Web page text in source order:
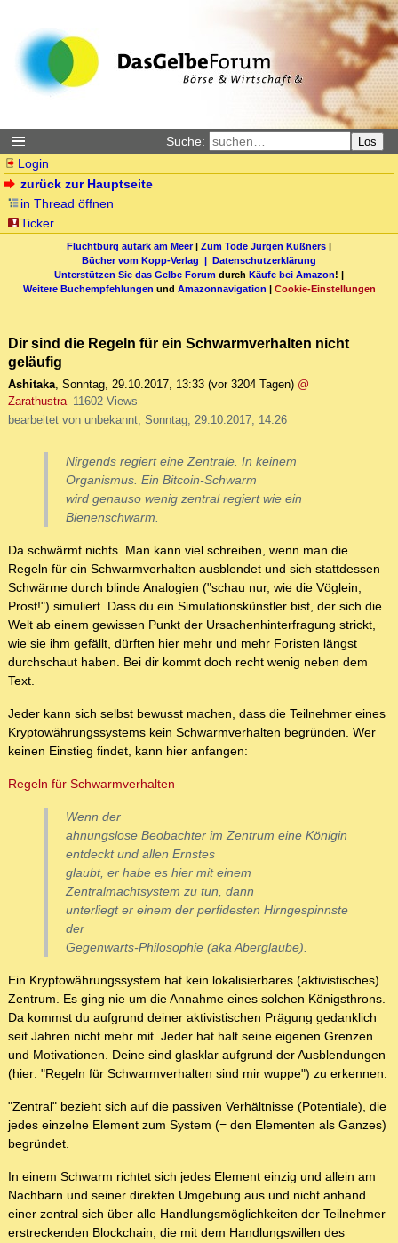
Suche: Los
Login
zurück zur Hauptseite
in Thread öffnen
Ticker
Fluchtburg autark am Meer| Zum Tode Jürgen Küßners |
Bücher vom Kopp-Verlag | Datenschutzerklärung
Unterstützen Sie das Gelbe Forum durch Käufe bei Amazon! |
Weitere Buchempfehlungen und Amazonnavigation | Cookie-Einstellungen
Dir sind die Regeln für ein Schwarmverhalten nicht
geläufig
Ashitaka, Sonntag, 29.10.2017, 13:33 (vor 3204 Tagen) @
Zarathustra 11602 Views
bearbeitet von unbekannt, Sonntag, 29.10.2017, 14:26
Nirgends regiert eine Zentrale. In keinem
Organismus. Ein Bitcoin-Schwarm
wird genauso wenig zentral regiert wie ein
Bienenschwarm.
Da schwärmt nichts. Man kann viel schreiben, wenn man die
Regeln für ein Schwarmverhalten ausblendet und sich stattdessen
Schwärme durch blinde Analogien ("schau nur, wie die Vöglein,
Prost!") simuliert. Dass du ein Simulationskünstler bist, der sich die
Welt ab einem gewissen Punkt der Ursachenhinterfragung strickt,
wie sie ihm gefällt, dürften hier mehr und mehr Foristen längst
durchschaut haben. Bei dir kommt doch recht wenig neben dem
Text.
Jeder kann sich selbst bewusst machen, dass die Teilnehmer eines
Kryptowährungssystems kein Schwarmverhalten begründen. Wer
keinen Einstieg findet, kann hier anfangen:
Regeln für Schwarmverhalten
Wenn der
ahnungslose Beobachter im Zentrum eine Königin
entdeckt und allen Ernstes
glaubt, er habe es hier mit einem
Zentralmachtsystem zu tun, dann
unterliegt er einem der perfidesten Hirngespinnste
der
Gegenwarts-Philosophie (aka Aberglaube).
Ein Kryptowährungssystem hat kein lokalisierbares (aktivistisches)
Zentrum. Es ging nie um die Annahme eines solchen Königsthrons.
Da kommst du aufgrund deiner aktivistischen Prägung gedanklich
seit Jahren nicht mehr mit. Jeder hat halt seine eigenen Grenzen
und Motivationen. Deine sind glasklar aufgrund der Ausblendungen
(hier: "Regeln für Schwarmverhalten sind mir wuppe") zu erkennen.
"Zentral" bezieht sich auf die passiven Verhältnisse (Potentiale), die
jedes einzelne Element zum System (= den Elementen als Ganzes)
begründet.
In einem Schwarm richtet sich jedes Element einzig und allein am
Nachbarn und seiner direkten Umgebung aus und nicht anhand
einer zentral sich über alle Handlungsmöglichkeiten der Teilnehmer
erstreckenden Blockchain, die mit dem Handlungswillen des